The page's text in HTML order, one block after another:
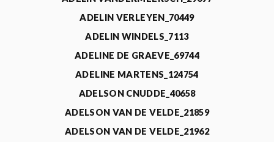
ADELIN VERLEYEN_70449
ADELIN WINDELS_7113
ADELINE DE GRAEVE_69744
ADELINE MARTENS_124754
ADELSON CNUDDE_40658
ADELSON VAN DE VELDE_21859
ADELSON VAN DE VELDE_21962